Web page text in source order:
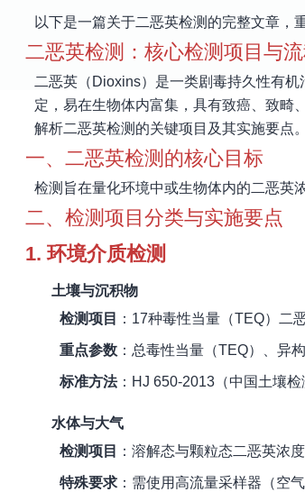
以下是一篇关于二恶英检测的完整文章，
二恶英检测：核心检测项目与
二恶英（Dioxins）是一类剧毒持久性有
定，易在生物体内富集，具有致癌、致畸
解析二恶英检测的关键项目及其实施要点。
一、二恶英检测的核心目标
检测旨在量化环境中或生物体内的二恶英
二、检测项目分类与实施要点
1.环境介质检测
土壤与沉积物
检测项目
：17种毒性当量（TEQ）二
重点参数 ：总毒性当量（TEQ）、异
标准方法：HJ 650-2013（中国土壤检
水体与大气
检测项目
：溶解态与颗粒态二恶英浓
特殊要求 ：需使用高流量采样器（空